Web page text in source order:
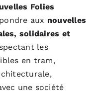
Folies
aux nouvelles
solidaires et
les
en tram,
une société